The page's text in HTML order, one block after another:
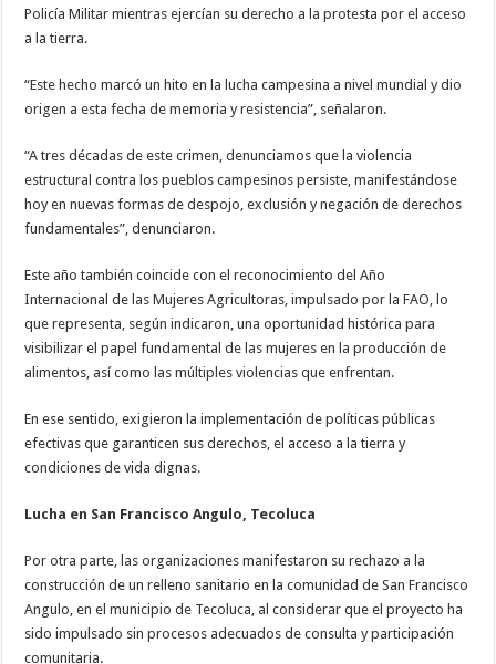
Policía Militar mientras ejercían su derecho a la protesta por el acceso
a la tierra.
“Este hecho marcó un hito en la lucha campesina a nivel mundial y dio
origen a esta fecha de memoria y resistencia”, señalaron.
“A tres décadas de este crimen, denunciamos que la violencia
estructural contra los pueblos campesinos persiste, manifestándose
hoy en nuevas formas de despojo, exclusión y negación de derechos
fundamentales”, denunciaron.
Este año también coincide con el reconocimiento del Año
Internacional de las Mujeres Agricultoras, impulsado por la FAO, lo
que representa, según indicaron, una oportunidad histórica para
visibilizar el papel fundamental de las mujeres en la producción de
alimentos, así como las múltiples violencias que enfrentan.
En ese sentido, exigieron la implementación de políticas públicas
efectivas que garanticen sus derechos, el acceso a la tierra y
condiciones de vida dignas.
Lucha en San Francisco Angulo, Tecoluca
Por otra parte, las organizaciones manifestaron su rechazo a la
construcción de un relleno sanitario en la comunidad de San Francisco
Angulo, en el municipio de Tecoluca, al considerar que el proyecto ha
sido impulsado sin procesos adecuados de consulta y participación
comunitaria.